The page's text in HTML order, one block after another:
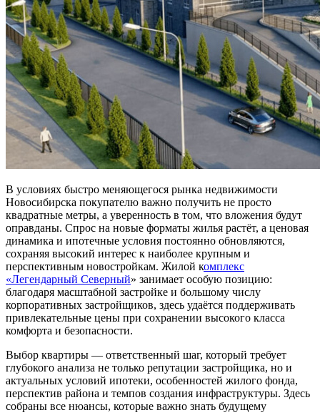
В условиях быстро меняющегося рынка недвижимости
Новосибирска покупателю важно получить не просто
квадратные метры, а уверенность в том, что вложения будут
оправданы. Спрос на новые форматы жилья растёт, а ценовая
динамика и ипотечные условия постоянно обновляются,
сохраняя высокий интерес к наиболее крупным и
перспективным новостройкам. Жилой комплекс
«Легендарный Северный» занимает особую позицию:
благодаря масштабной застройке и большому числу
корпоративных застройщиков, здесь удаётся поддерживать
привлекательные цены при сохранении высокого класса
комфорта и безопасности.
Выбор квартиры — ответственный шаг, который требует
глубокого анализа не только репутации застройщика, но и
актуальных условий ипотеки, особенностей жилого фонда,
перспектив района и темпов создания инфраструктуры. Здесь
собраны все нюансы, которые важно знать будущему